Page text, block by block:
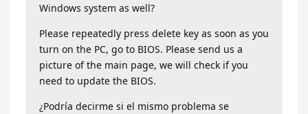
Windows system as well?
Please repeatedly press delete key as soon as you
turn on the PC, go to BIOS. Please send us a
picture of the main page, we will check if you
need to update the BIOS.
¿Podría decirme si el mismo problema se